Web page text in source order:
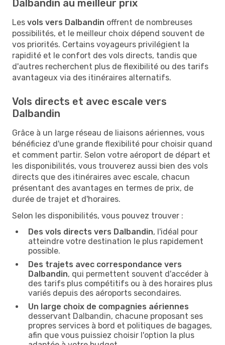
Dalbandin au meilleur prix
Les vols vers Dalbandin offrent de nombreuses
possibilités, et le meilleur choix dépend souvent de
vos priorités. Certains voyageurs privilégient la
rapidité et le confort des vols directs, tandis que
d'autres recherchent plus de flexibilité ou des tarifs
avantageux via des itinéraires alternatifs.
Vols directs et avec escale vers
Dalbandin
Grâce à un large réseau de liaisons aériennes, vous
bénéficiez d'une grande flexibilité pour choisir quand
et comment partir. Selon votre aéroport de départ et
les disponibilités, vous trouverez aussi bien des vols
directs que des itinéraires avec escale, chacun
présentant des avantages en termes de prix, de
durée de trajet et d'horaires.
Selon les disponibilités, vous pouvez trouver :
Des vols directs vers Dalbandin, l'idéal pour
atteindre votre destination le plus rapidement
possible.
Des trajets avec correspondance vers
Dalbandin, qui permettent souvent d'accéder à
des tarifs plus compétitifs ou à des horaires plus
variés depuis des aéroports secondaires.
Un large choix de compagnies aériennes
desservant Dalbandin, chacune proposant ses
propres services à bord et politiques de bagages,
afin que vous puissiez choisir l'option la plus